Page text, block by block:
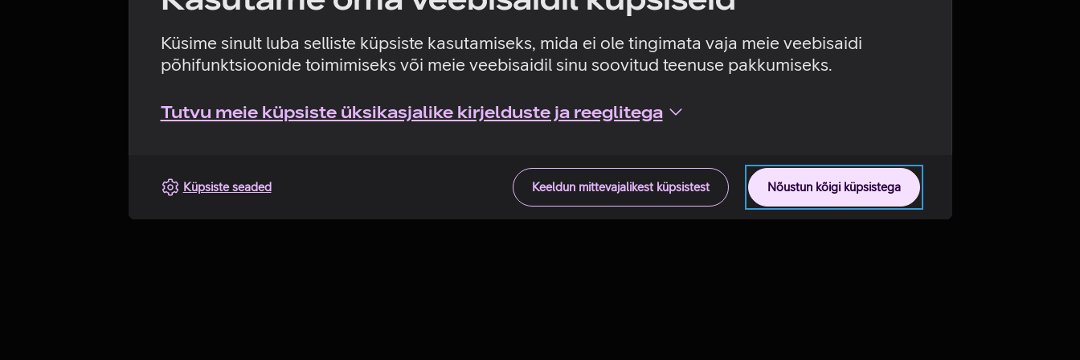
Küsime sinult luba selliste küpsiste kasutamiseks, mida ei ole tingimata vaja meie veebisaidi
põhifunktsioonide toimimiseks või meie veebisaidil sinu soovitud teenuse pakkumiseks.
Tutvu meie küpsiste üksikasjalike kirjelduste ja reeglitega
Nõustun kõigi küpsistega
Keeldun mittevajalikest küpsistest
Küpsiste seaded